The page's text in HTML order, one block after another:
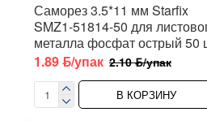
Саморез 3.5*11 мм Starfix
SMZ1-51814-50 для
металла фосфат острый 50
1.89 ƃ/упак 2.10 ƃ/упак
В КОРЗИНУ